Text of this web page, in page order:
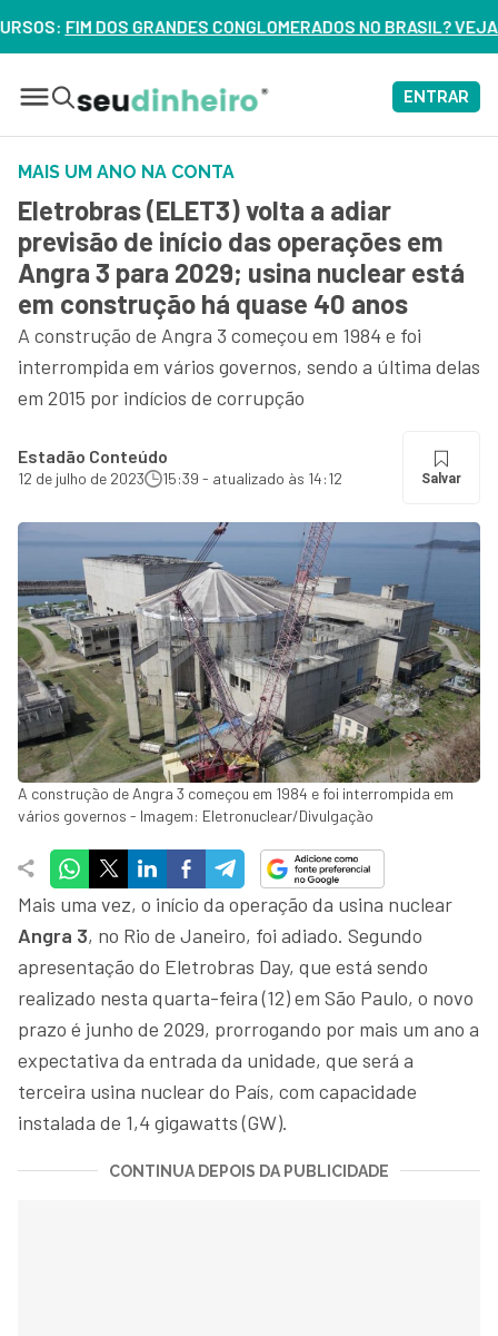
NO BRASIL? VEJA ERROS DE 3 DELES –
ENTRAR
MAIS UM ANO NA CONTA
Eletrobras (ELET3) volta a adiar
previsão de início das operações em
Angra 3 para 2029; usina nuclear está
em construção há quase 40 anos
A construção de Angra 3 começou em 1984 e foi
interrompida em vários governos, sendo a última delas
em 2015 por indícios de corrupção
Estadão Conteúdo
12 de julho de 2023 15:39 - atualizado às 14:12 Salvar
A construção de Angra 3 começou em 1984 e foi interrompida em
vários governos - Imagem: Eletronuclear/Divulgação
Mais uma vez, o início da operação da usina nuclear
Angra 3, no Rio de Janeiro, foi adiado. Segundo
apresentação do Eletrobras Day, que está sendo
realizado nesta quarta-feira (12) em São Paulo, o novo
prazo é junho de 2029, prorrogando por mais um ano a
expectativa da entrada da unidade, que será a
terceira usina nuclear do País, com capacidade
instalada de 1,4 gigawatts (GW).
CONTINUA DEPOIS DA PUBLICIDADE